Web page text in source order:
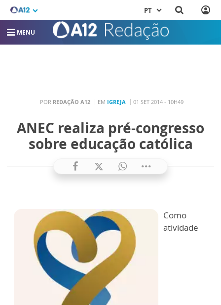
PT
MENU
POR REDAÇÃO A12 EM IGREJA 01 SET 2014 - 10H49
ANEC realiza pré-congresso
sobre educação católica
Como
atividade